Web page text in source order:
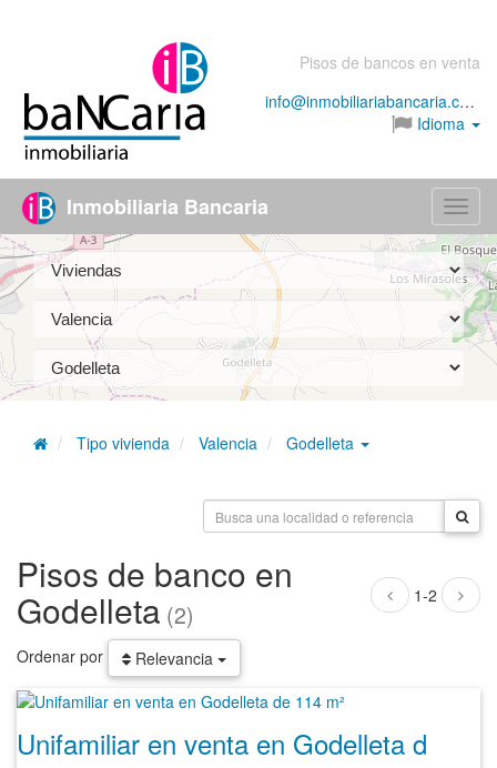
Pisos de bancos en venta
info@inmobiliariabancaria.com
Idioma
Menú
Inmobiliaria Bancaria
Tipo vivienda Valencia Godelleta
1-2
Pisos de banco en
Godelleta (2)
Ordenar por Relevancia